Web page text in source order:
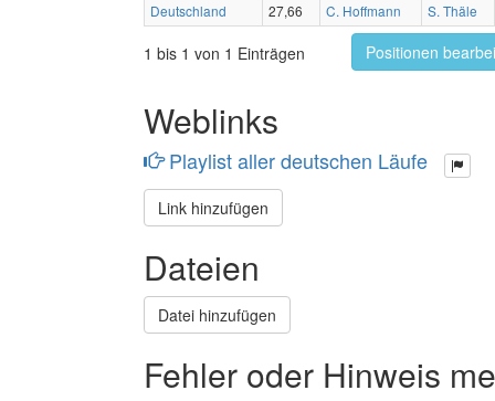
Deutschland 27,66 C. Hoffmann S. Thäle
1 bis 1 von 1 Einträgen Positionen
Weblinks
Playlist aller deutschen Läufe
Link hinzufügen
Dateien
Datei hinzufügen
Fehler oder Hinweis